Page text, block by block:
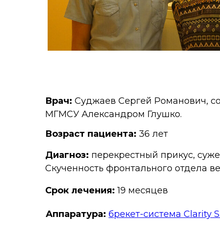
Врач: Суджаев Сергей Романович,
МГМСУ Александром Глушко.
Возраст пациента: 36 лет
Диагноз: перекрестный прикус,
Скученность фронтального отдела
Срок лечения: 19 месяцев
Аппаратура: брекет-система Clarity